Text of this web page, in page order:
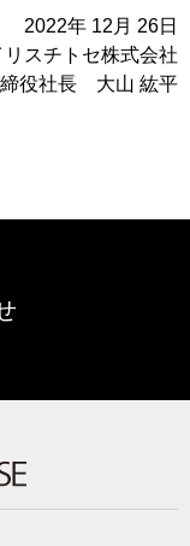
2022年 12月 26日
リスチトセ株式会社
役社長 大山 紘平